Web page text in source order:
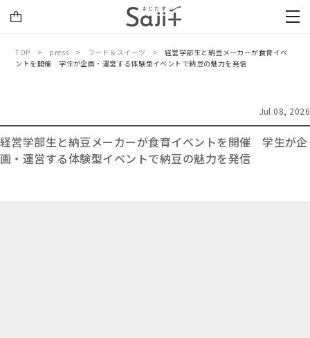
TOP press フード＆スイーツ
経営学部生と納豆メーカーが食育イベ
ントを開催 学生が企画・運営する体験型イベントで納豆の魅力を発信
Jul 08, 2026
経営学部生と納豆メーカーが食育イベントを開催 学生が企
画・運営する体験型イベントで納豆の魅力を発信